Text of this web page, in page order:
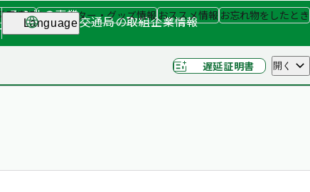
用情報キャラクター・グッズ情報おススメ情報 お忘れ物をしたとき
Language
その他の事業
（関連事業）交通局の取組企業情報
遅延証明書 開く